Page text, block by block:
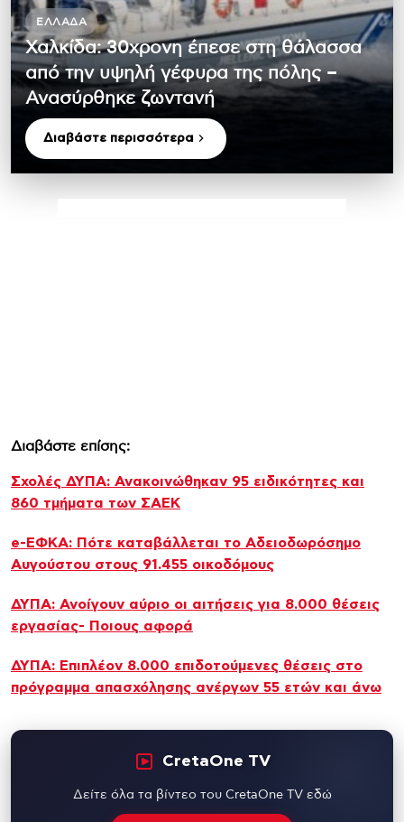
ΕΛΛΆΔΑ
Χαλκίδα: 30χρονη έπεσε στη θάλασσα
από την υψηλή γέφυρα της πόλης –
Ανασύρθηκε ζωντανή
Διαβάστε περισσότερα
Διαβάστε επίσης:
Σχολές ΔΥΠΑ: Ανακοινώθηκαν 95 ειδικότητες και
860 τμήματα των ΣΑΕΚ
e-ΕΦΚΑ: Πότε καταβάλλεται το Αδειοδωρόσημο
Αυγούστου στους 91.455 οικοδόμους
ΔΥΠΑ: Ανοίγουν αύριο οι αιτήσεις για 8.000 θέσεις
εργασίας- Ποιους αφορά
ΔΥΠΑ: Επιπλέον 8.000 επιδοτούμενες θέσεις στο
πρόγραμμα απασχόλησης ανέργων 55 ετών και άνω
CretaOne TV
Δείτε όλα τα βίντεο του CretaOne TV εδώ